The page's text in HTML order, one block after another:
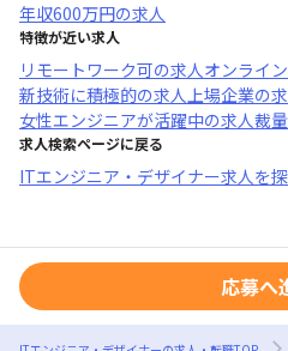
年収600万円の求人
特徴が近い求人
リモートワーク可の求人オンライ
新技術に積極的の求人上場企業の
女性エンジニアが活躍中の求人裁
求人検索ページに戻る
ITエンジニア・デザイナー求人を
応募へ